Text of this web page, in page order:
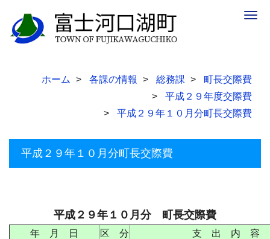
ホーム 各課の情報 総務課
町長交際費
平成２９年度交際費
平成２９年１０月分町長交際費
平成２９年１０月分町長交際費
平成２９年１０月分 町長交際費
年 月 日 区 分
支 出 内 容